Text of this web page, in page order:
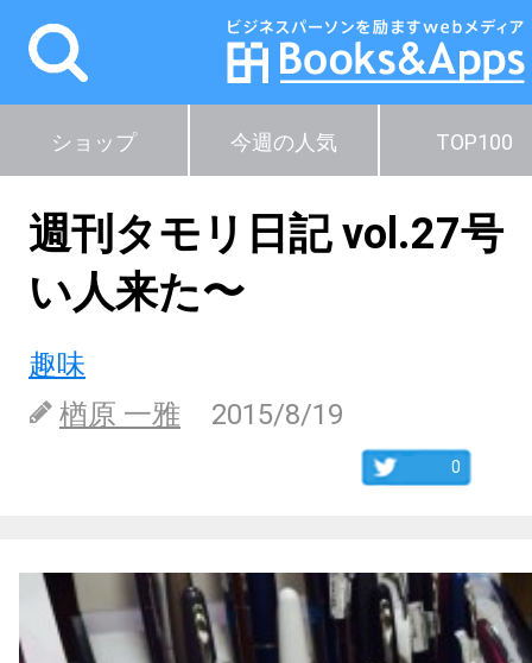
ショップ 今週の人気 TOP100
週刊タモリ日記 vol.27
い人来た〜
趣味
楢原 一雅
2015/8/19
0